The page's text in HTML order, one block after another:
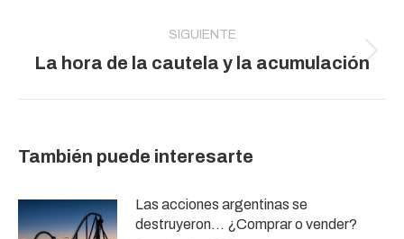
SIGUIENTE
Publicación
La hora de la cautela y la acumulación
También puede interesarte
Las acciones argentinas se
destruyeron… ¿Comprar o vender?